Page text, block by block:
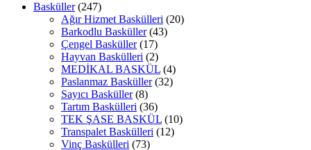
Basküller (247)
Ağır Hizmet Baskülleri (20)
Barkodlu Basküller (43)
Çengel Basküller (17)
Hayvan Baskülleri (2)
MEDİKAL BASKÜL (4)
Paslanmaz Basküller (32)
Sayıcı Basküller (8)
Tartım Baskülleri (36)
TEK ŞASE BASKÜL (10)
Transpalet Baskülleri (12)
Vinç Baskülleri (73)